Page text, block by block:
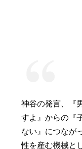
神谷の発言、『
すよ』からの『
ない』につなが
性を産む機械と